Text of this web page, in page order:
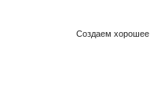
Создаем